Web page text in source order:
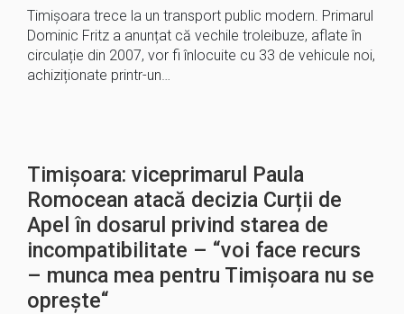
Timișoara trece la un transport public modern. Primarul
Dominic Fritz a anunțat că vechile troleibuze, aflate în
circulație din 2007, vor fi înlocuite cu 33 de vehicule noi,
achiziționate printr-un…
Timișoara: viceprimarul Paula
Romocean atacă decizia Curții de
Apel în dosarul privind starea de
incompatibilitate – “voi face recurs
– munca mea pentru Timișoara nu se
oprește“